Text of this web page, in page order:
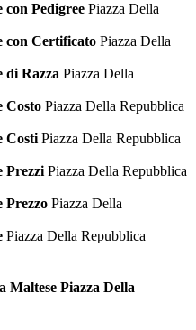
Pedigree Piazza Della
con Certificato Piazza Della
di Razza Piazza Della
Costo Piazza Della Repubblica
Costi Piazza Della Repubblica
Prezzi Piazza Della Repubblica
Prezzo Piazza Della
Piazza Della Repubblica
Maltese Piazza Della